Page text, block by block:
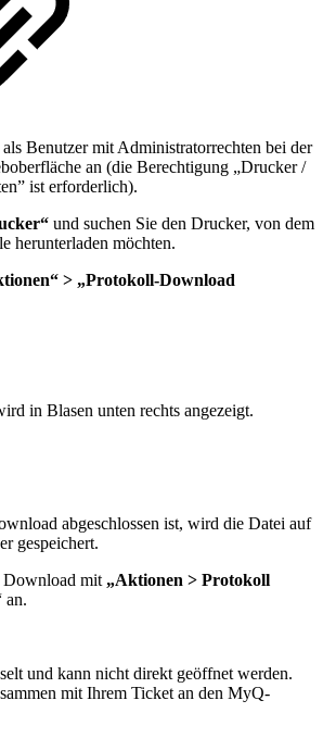
Benutzer mit Administratorrechten bei der
an (die Berechtigung „Drucker /
ist erforderlich).
und suchen Sie den Drucker, von dem
herunterladen möchten.
> „Protokoll-Download
in Blasen unten rechts angezeigt.
abgeschlossen ist, wird die Datei auf
gespeichert.
Download mit „Aktionen > Protokoll
an.
und kann nicht direkt geöffnet werden.
mit Ihrem Ticket an den MyQ-